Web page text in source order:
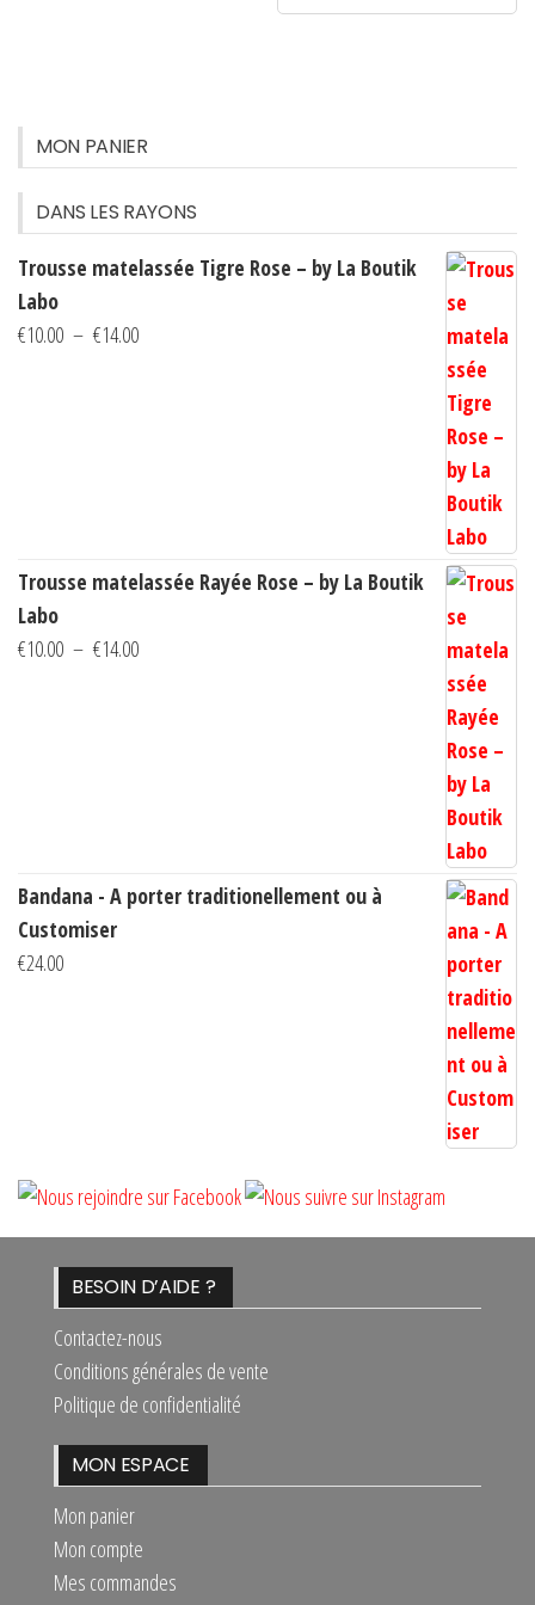
€90.00.€35.00.
sur
page
du
produit
MON PANIER
DANS LES RAYONS
Trousse matelassée Tigre Rose – by La Boutik
Labo
€10.00 – €14.00Plage
Trousse matelassée Rayée Rose – by La Boutik
Labo
€10.00 – €14.00Plage
Bandana - A porter traditionellement ou à
Customiser
€24.00
BESOIN D’AIDE ?
Contactez-nous
Conditions générales de vente
Politique de confidentialité
MON ESPACE
Mon panier
Mon compte
Mes commandes